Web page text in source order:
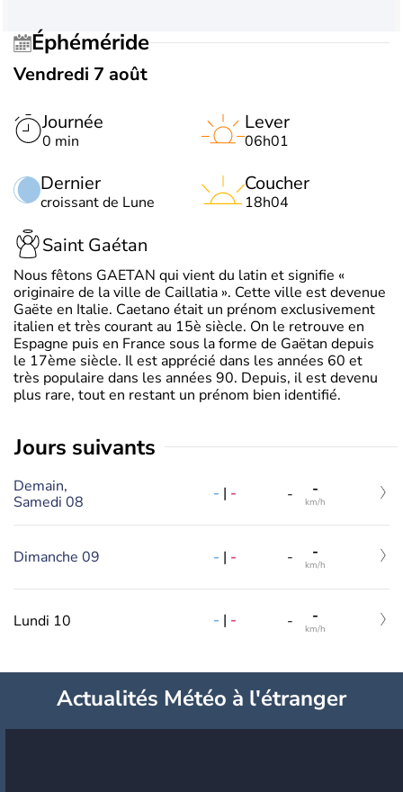
Éphéméride
Vendredi 7 août
Journée
0 min
Dernier
croissant de Lune
Lever
06h01
Coucher
18h04
Saint Gaétan
Nous fêtons GAETAN qui vient du latin et signifie «
originaire de la ville de Caillatia ». Cette ville est devenue
Gaëte en Italie. Caetano était un prénom exclusivement
italien et très courant au 15è siècle. On le retrouve en
Espagne puis en France sous la forme de Gaëtan depuis
le 17ème siècle. Il est apprécié dans les années 60 et
très populaire dans les années 90. Depuis, il est devenu
plus rare, tout en restant un prénom bien identifié.
jours suivants
Demain,
Samedi 08
- | - - -
km/h
Dimanche 09 - | - - -
km/h
Lundi 10 - | - - -
km/h
Actualités Météo à l'étranger